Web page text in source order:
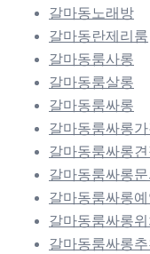
갈마동노래방
갈마동란제리룸
갈마동룸사롱
갈마동룸살롱
갈마동룸싸롱
갈마동룸싸롱가
갈마동룸싸롱견
갈마동룸싸롱문
갈마동룸싸롱
갈마동룸싸롱위
갈마동룸싸롱추